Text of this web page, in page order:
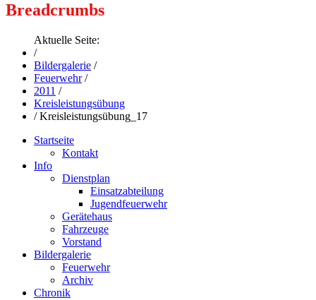
Breadcrumbs
Aktuelle Seite:
/
Bildergalerie /
Feuerwehr /
2011 /
Kreisleistungsübung
/ Kreisleistungsübung_17
Startseite
Kontakt
Info
Dienstplan
Einsatzabteilung
Jugendfeuerwehr
Gerätehaus
Fahrzeuge
Vorstand
Bildergalerie
Feuerwehr
Archiv
Chronik